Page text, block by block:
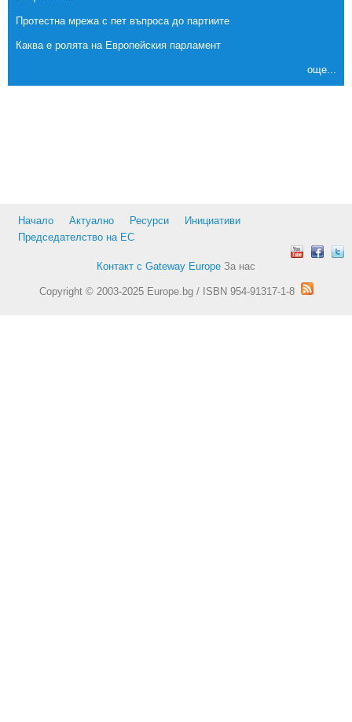
Протестна мрежа с пет въпроса до партиите
Каква е ролята на Европейския парламент
още...
Начало Актуално Ресурси
Инициативи
Председателство на ЕС
Контакт с Gateway Europe За нас
Copyright © 2003-2025 Europe.bg / ISBN 954-91317-1-8